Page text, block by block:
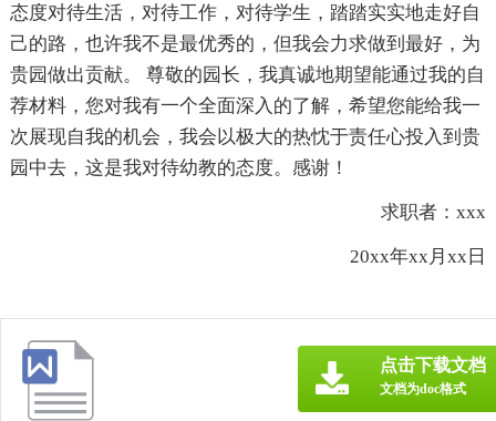
态度对待生活，对待工作，对待学生，踏踏实实地走好自
己的路，也许我不是最优秀的，但我会力求做到最好，为
贵园做出贡献。 尊敬的园长，我真诚地期望能通过我的自
荐材料，您对我有一个全面深入的了解，希望您能给我一
次展现自我的机会，我会以极大的热忱于责任心投入到贵
园中去，这是我对待幼教的态度。感谢！
求职者：xxx
20xx年xx月xx日
点击下载文档
文档为doc格式